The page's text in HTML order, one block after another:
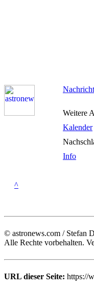
Weitere
Kalender
Info
^
© astronews.com / Stefan
Alle Rechte vorbehalten.
URL dieser Seite: https://